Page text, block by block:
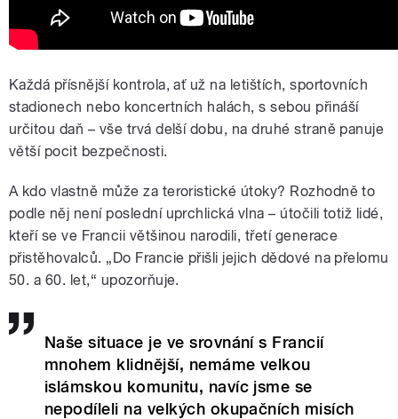
Každá přísnější kontrola, ať už na letištích, sportovních
stadionech nebo koncertních halách, s sebou přináší
určitou daň – vše trvá delší dobu, na druhé straně panuje
větší pocit bezpečnosti.
A kdo vlastně může za teroristické útoky? Rozhodně to
podle něj není poslední uprchlická vlna – útočili totiž lidé,
kteří se ve Francii většinou narodili, třetí generace
přistěhovalců. „Do Francie přišli jejich dědové na přelomu
50. a 60. let,“ upozorňuje.
Naše situace je ve srovnání s Francií
mnohem klidnější, nemáme velkou
islámskou komunitu, navíc jsme se
nepodíleli na velkých okupačních misích